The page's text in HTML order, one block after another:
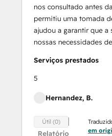
nos consultado antes
permitiu uma tomada
ajudou a garantir que a
nossas necessidades
Serviços prestados
5
Hernandez, B.
Útil (0)
Relatório
em